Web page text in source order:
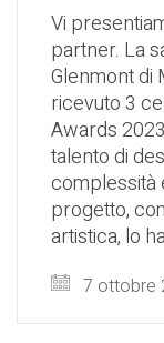
Vi
partner. La
Glenmont di
ricevuto 3
Awards
talento di
complessità
progetto,
artistica, lo
7 ottobre